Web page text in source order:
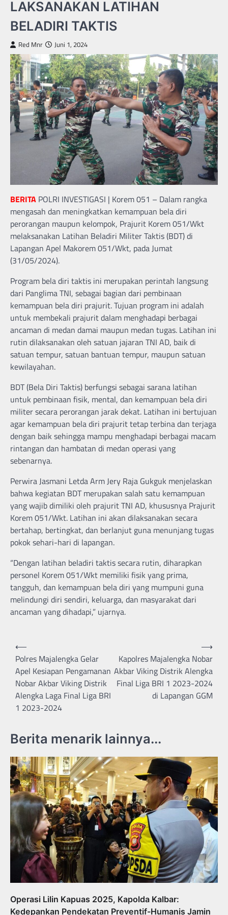
LAKSANAKAN LATIHAN
BELADIRI TAKTIS
Red Mnr Juni 1, 2024
BERITA POLRI INVESTIGASI | Korem 051 – Dalam rangka
mengasah dan meningkatkan kemampuan bela diri
perorangan maupun kelompok, Prajurit Korem 051/Wkt
melaksanakan Latihan Beladiri Militer Taktis (BDT) di
Lapangan Apel Makorem 051/Wkt, pada Jumat
(31/05/2024).
Program bela diri taktis ini merupakan perintah langsung
dari Panglima TNI, sebagai bagian dari pembinaan
kemampuan bela diri prajurit. Tujuan program ini adalah
untuk membekali prajurit dalam menghadapi berbagai
ancaman di medan damai maupun medan tugas. Latihan ini
rutin dilaksanakan oleh satuan jajaran TNI AD, baik di
satuan tempur, satuan bantuan tempur, maupun satuan
kewilayahan.
BDT (Bela Diri Taktis) berfungsi sebagai sarana latihan
untuk pembinaan fisik, mental, dan kemampuan bela diri
militer secara perorangan jarak dekat. Latihan ini bertujuan
agar kemampuan bela diri prajurit tetap terbina dan terjaga
dengan baik sehingga mampu menghadapi berbagai macam
rintangan dan hambatan di medan operasi yang
sebenarnya.
Perwira Jasmani Letda Arm Jery Raja Gukguk menjelaskan
bahwa kegiatan BDT merupakan salah satu kemampuan
yang wajib dimiliki oleh prajurit TNI AD, khususnya Prajurit
Korem 051/Wkt. Latihan ini akan dilaksanakan secara
bertahap, bertingkat, dan berlanjut guna menunjang tugas
pokok sehari-hari di lapangan.
“Dengan latihan beladiri taktis secara rutin, diharapkan
personel Korem 051/Wkt memiliki fisik yang prima,
tangguh, dan kemampuan bela diri yang mumpuni guna
melindungi diri sendiri, keluarga, dan masyarakat dari
ancaman yang dihadapi,” ujarnya.
Navigasi
pos
⟵
Polres Majalengka Gelar
Apel Kesiapan Pengamanan
Nobar Akbar Viking Distrik
Alengka Laga Final Liga BRI
1 2023-2024
Kapolres Majalengka Nobar
Akbar Viking Distrik Alengka
Final Liga BRI 1 2023-2024
di Lapangan GGM
⟶
Berita menarik lainnya...
Operasi Lilin Kapuas 2025, Kapolda Kalbar:
Kedepankan Pendekatan Preventif-Humanis Jamin